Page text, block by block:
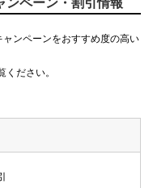
ンペーンをおすすめ度の高い
ださい。